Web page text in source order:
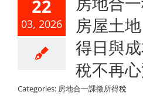
22
03, 2026
房地合
房屋土
得日與
稅不再心
Categories: 房地合一課徵所得稅